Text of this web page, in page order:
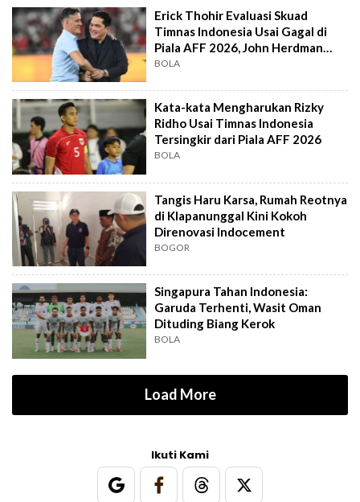
Erick Thohir Evaluasi Skuad
Timnas Indonesia Usai Gagal di
Piala AFF 2026, John Herdman
Out?
BOLA
Kata-kata Mengharukan Rizky
Ridho Usai Timnas Indonesia
Tersingkir dari Piala AFF 2026
BOLA
Tangis Haru Karsa, Rumah Reotnya
di Klapanunggal Kini Kokoh
Direnovasi Indocement
BOGOR
Singapura Tahan Indonesia:
Garuda Terhenti, Wasit Oman
Dituding Biang Kerok
BOLA
Load More
Ikuti Kami